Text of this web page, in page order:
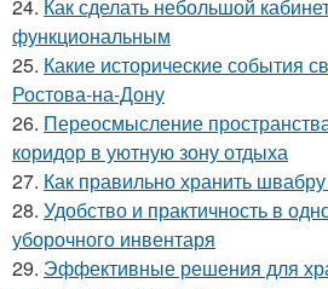
24. Как сделать небольшой
функциональным
25. Какие исторические события
Ростова-на-Дону
26. Переосмысление
коридор в уютную зону отдыха
27. Как правильно хранить
28. Удобство и практичность в
уборочного инвентаря
29. Эффективные решения для